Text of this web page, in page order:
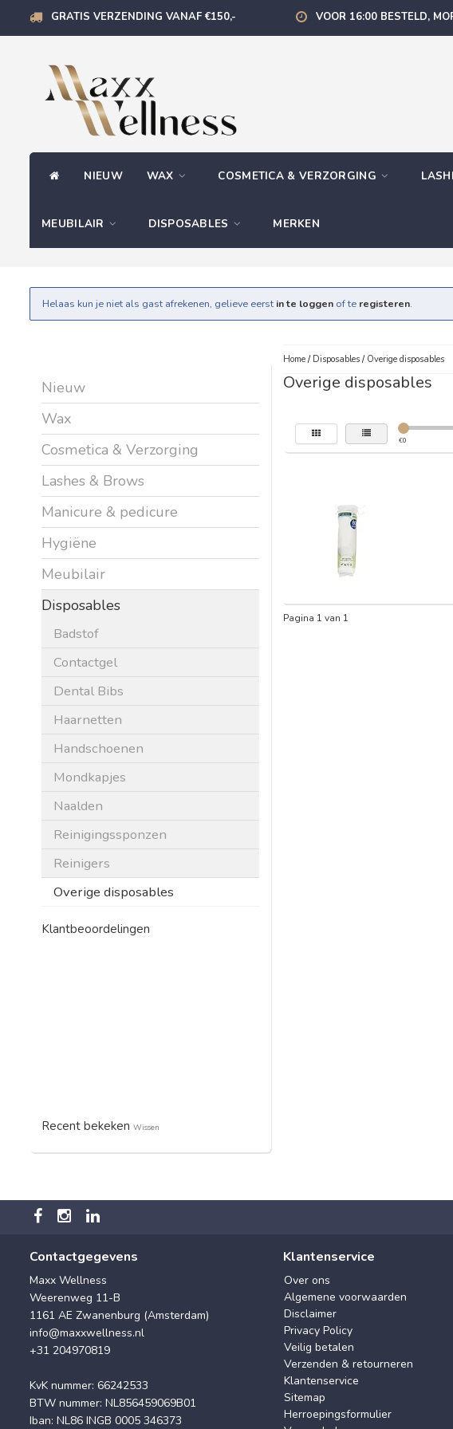
GRATIS VERZENDING VANAF €150,- VOOR 16:00 BESTELD,
NIEUW WAX COSMETICA & VERZORGING
MEUBILAIR DISPOSABLES MERKEN
Helaas kun je niet als gast afrekenen, gelieve eerst in te loggen of te registeren.
Nieuw
Wax
Cosmetica & Verzorging
Lashes & Brows
Manicure & pedicure
Hygiëne
Meubilair
Disposables
Badstof
Contactgel
Dental Bibs
Haarnetten
Handschoenen
Mondkapjes
Naalden
Reinigingssponzen
Reinigers
Overige disposables
Klantbeoordelingen
Recent bekeken Wissen
Home/ Disposables/ Overige disposables
Overige disposables
€0
Pagina 1 van 1
Contactgegevens
Maxx Wellness
Weerenweg 11-B
1161 AE Zwanenburg (Amsterdam)
info@maxxwellness.nl
+31 204970819
KvK nummer: 66242533
BTW nummer: NL856459069B01
Iban: NL86 INGB 0005 346373
Klantenservice
Over ons
Algemene voorwaarden
Disclaimer
Privacy Policy
Veilig betalen
Verzenden & retourneren
Klantenservice
Sitemap
Herroepingsformulier